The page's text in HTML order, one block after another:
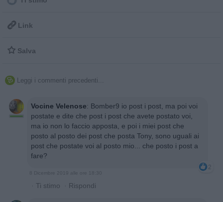
 Link
 Salva
 Leggi i commenti precedenti...
Vocine Velenose: Bomber9 io post i post, ma poi voi
postate e dite che post i post che avete postato voi,
ma io non lo faccio apposta, e poi i miei post che
posto al posto dei post che posta Tony, sono uguali ai
post che postate voi al posto mio... che posto i post a
fare?
2
8 Dicembre 2019 alle ore 18:30
· Ti stimo · Rispondi